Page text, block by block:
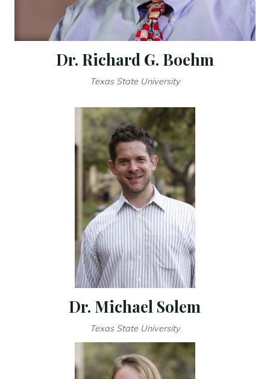
Dr. Richard G. Boehm
Texas State University
Dr. Michael Solem
Texas State University